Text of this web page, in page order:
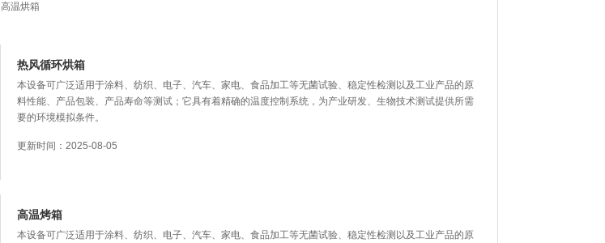
高温烘箱
热风循环烘箱
本设备可广泛适用于涂料、纺织、电子、汽车、家电、食品加工等无菌试验、稳定性检测以及工业产品的原
料性能、产品包装、产品寿命等测试；它具有着精确的温度控制系统，为产业研发、生物技术测试提供所需
要的环境模拟条件。
更新时间：2025-08-05
高温烤箱
本设备可广泛适用于涂料、纺织、电子、汽车、家电、食品加工等无菌试验、稳定性检测以及工业产品的原